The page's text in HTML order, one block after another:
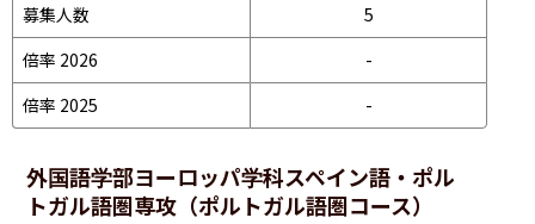
募集人数
5
倍率 2026
-
倍率 2025
-
外国語学部ヨーロッパ学科スペイン語・ポル
トガル語圏専攻（ポルトガル語圏コース）